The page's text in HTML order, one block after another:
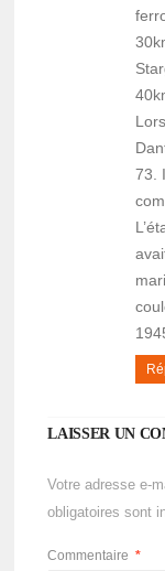
73.
LAISSER UN
Votre adresse e-
obligatoires sont
Commentaire *